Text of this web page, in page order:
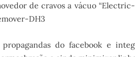
de cravos a vácuo
DH3
do facebook e